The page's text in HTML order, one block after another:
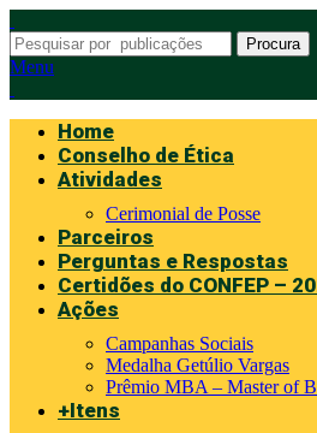
Procura
Menu
Home
Conselho de Ética
Atividades
Cerimonial de Posse
Parceiros
Perguntas e Respostas
Certidões do CONFEP –
Ações
Campanhas Sociais
Medalha Getúlio Vargas
Prêmio MBA – Master of
+Itens